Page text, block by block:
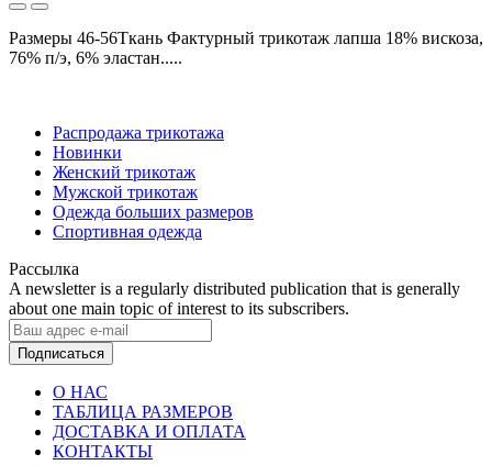
Размеры 46-56Ткань Фактурный трикотаж лапша 18% вискоза,
76% п/э, 6% эластан.....
Распродажа трикотажа
Новинки
Женский трикотаж
Мужской трикотаж
Одежда больших размеров
Спортивная одежда
Рассылка
A newsletter is a regularly distributed publication that is generally
about one main topic of interest to its subscribers.
Подписаться
О НАС
ТАБЛИЦА РАЗМЕРОВ
ДОСТАВКА И ОПЛАТА
КОНТАКТЫ